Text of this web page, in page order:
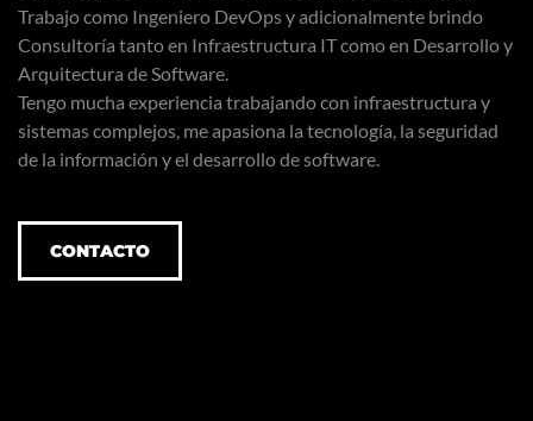
Trabajo como Ingeniero DevOps y adicionalmente brindo
Consultoría tanto en Infraestructura IT como en Desarrollo y
Arquitectura de Software.
Tengo mucha experiencia trabajando con infraestructura y
sistemas complejos, me apasiona la tecnología, la seguridad
de la información y el desarrollo de software.
CONTACTO